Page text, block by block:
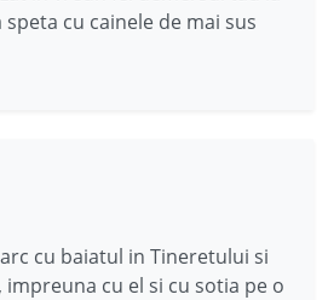
cu cainele de mai sus
cu baiatul in Tineretului si
cu el si cu sotia pe o